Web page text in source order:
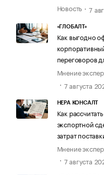
Новость
7
«ГЛОБАЛТ»
Как выгодно
переговоров
Мнение
7 августа
НЕРА КОНСАЛТ
Как
экспортной
затрат
Мнение
7 августа